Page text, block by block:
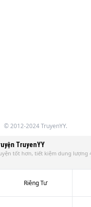
© 2012-2024 TruyenYY.
TruyenYY
tốt hơn, tiết kiệm dung lượng
Riêng Tư